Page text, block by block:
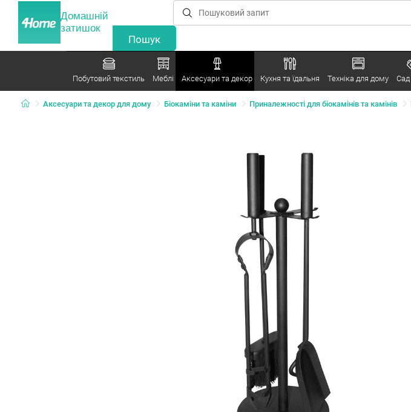
Домашній
затишок
Побутовий текстиль Меблі Аксесуари та декор Кухня та їдальня Техніка для дому Сад
Аксесуари та декор для дому Біокаміни та каміни Приналежності для біокамінів та камінів